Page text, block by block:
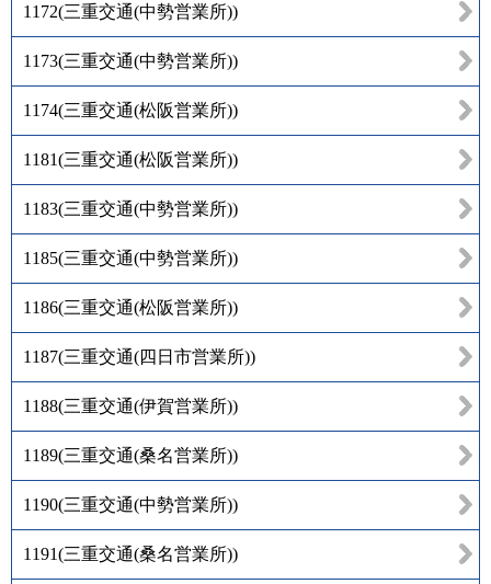
1172(三重交通(中勢営業所))
1173(三重交通(中勢営業所))
1174(三重交通(松阪営業所))
1181(三重交通(松阪営業所))
1183(三重交通(中勢営業所))
1185(三重交通(中勢営業所))
1186(三重交通(松阪営業所))
1187(三重交通(四日市営業所))
1188(三重交通(伊賀営業所))
1189(三重交通(桑名営業所))
1190(三重交通(中勢営業所))
1191(三重交通(桑名営業所))